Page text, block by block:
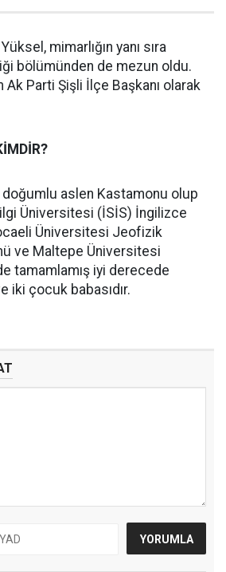
mimarlığın yanı sıra
bölümünden de mezun oldu.
Ak Parti Şişli İlçe Başkanı olarak
aslen Kastamonu olup
Üniversitesi (İSİS) İngilizce
Üniversitesi Jeofizik
ve Maltepe Üniversitesi
tamamlamış iyi derecede
iki çocuk babasıdır.